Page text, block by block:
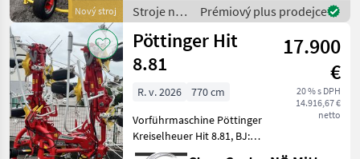
Nový stroj
Dämpfungsstreben,
hydraulische Klappung,
Stroje na
zber
objemových
krmív /
Pöttinger
Prémiový plus prodejce
Pöttinger Hit
8.81
17.900
€
20 % s DPH
14.916,67 €
netto
R. v. 2026
770 cm
Vorführmaschine Pöttinger
Kreiselheuer Hit 8.81, BJ:
2026, Breite: 7, 70 m,